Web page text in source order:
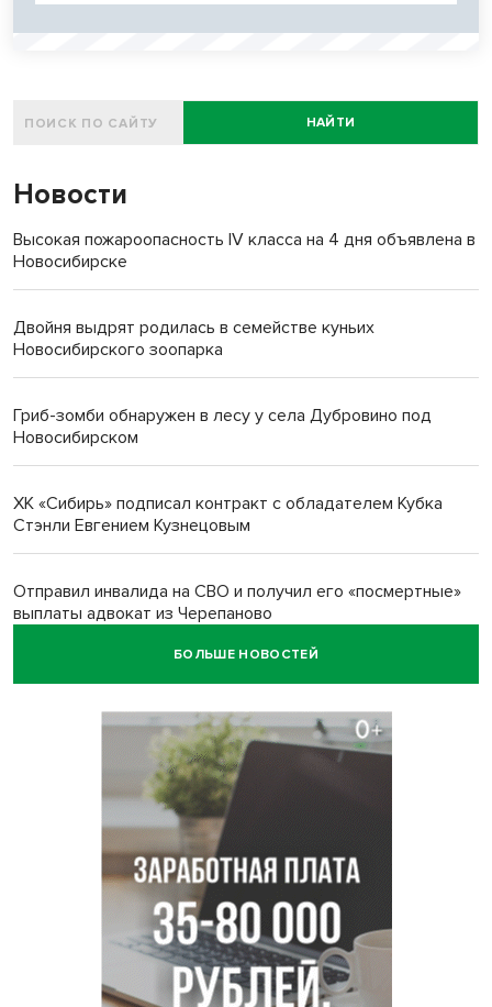
НАЙТИ
Новости
Высокая пожароопасность IV класса на 4 дня объявлена в
Новосибирске
Двойня выдрят родилась в семействе куньих
Новосибирского зоопарка
Гриб-зомби обнаружен в лесу у села Дубровино под
Новосибирском
ХК «Сибирь» подписал контракт с обладателем Кубка
Стэнли Евгением Кузнецовым
Отправил инвалида на СВО и получил его «посмертные»
выплаты адвокат из Черепаново
БОЛЬШЕ НОВОСТЕЙ